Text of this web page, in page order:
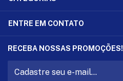
ENTRE EM CONTATO
RECEBA NOSSAS PROMOÇÕES!